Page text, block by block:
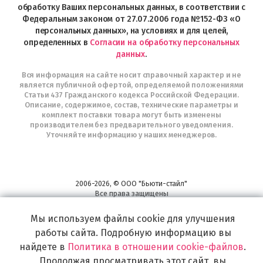
Telegram
обработку Ваших персональных данных, в соответствии с
Федеральным законом от 27.07.2006 года №152-ФЗ «О
персональных данных», на условиях и для целей,
определенных в Согласии на обработку персональных
данных.
Вся информация на сайте носит справочный характер и не
является публичной офертой, определяемой положениями
Статьи 437 Гражданского кодекса Российской Федерации.
Описание, содержимое, состав, технические параметры и
комплект поставки товара могут быть изменены
производителем без предварительного уведомления.
Уточняйте информацию у наших менеджеров.
2006-2026, © ООО "Бьюти-стайл"
Все права защищены
Широкий выбор инструментов, аксессуаров и принадлежностей для
воплощения
самых изысканных и необычных идей по созданию Вашего образа и стиля.
Мы используем файлы cookie для улучшения
работы сайта. Подробную информацию вы
найдете в Политика в отношении cookie-файлов.